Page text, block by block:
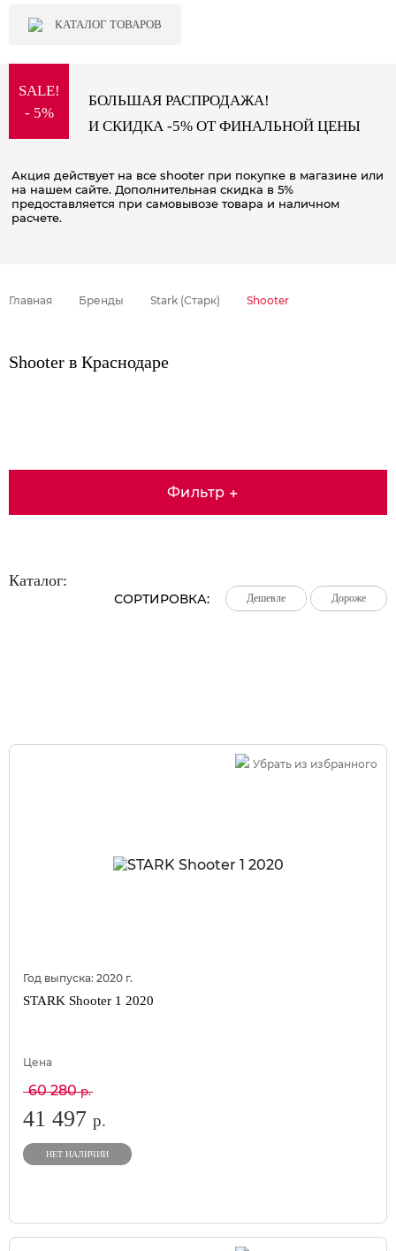
КАТАЛОГ ТОВАРОВ
SALE!
- 5%
БОЛЬШАЯ РАСПРОДАЖА!
И СКИДКА -5% ОТ ФИНАЛЬНОЙ ЦЕНЫ
Акция действует на все shooter при покупке в магазине или
на нашем сайте. Дополнительная скидка в 5%
предоставляется при самовывозе товара и наличном
расчете.
Главная Бренды Stark (Старк) Shooter
Shooter в Краснодаре
Фильтр +
Каталог:
СОРТИРОВКА: Дешевле
Дешевле
Дешевле Дороже
Дороже
Дороже
Убрать из избранного
Год выпуска: 2020 г.
STARK Shooter 1 2020
Цена
60 280р.
41 497 р.
НЕТ НАЛИЧИИ